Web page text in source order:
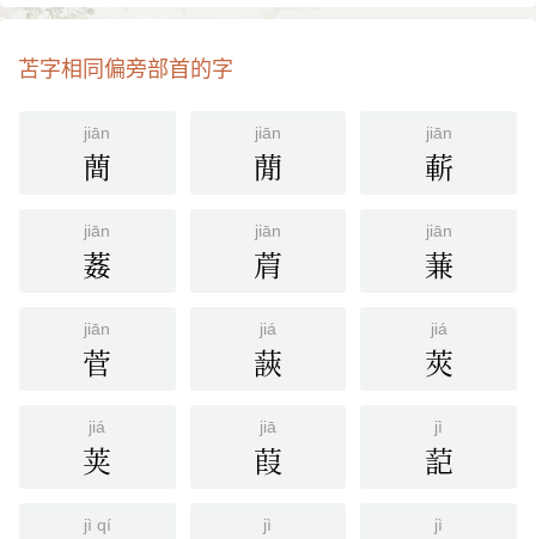
苫字相同偏旁部首的字
jiān
蕳
jiān
蕑
jiān
蔪
jiān
葌
jiān
菺
jiān
蒹
jiān
菅
jiá
䕛
jiá
莢
jiá
荚
jiā
葭
jì
䓽
jì qí jì jì